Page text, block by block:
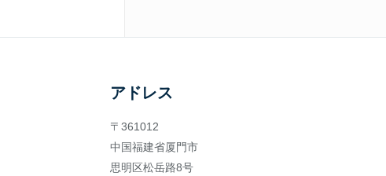
アドレス
〒361012
中国福建省厦門市
思明区松岳路8号